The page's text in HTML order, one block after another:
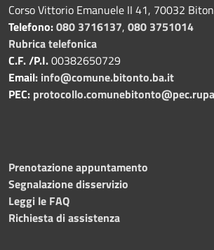
Corso Vittorio Emanuele II 41, 70032
Telefono:080 3716137, 080 3751014
Rubrica telefonica
C.F. /P.I.00382650729
Email: info@comune.bitonto.ba.it
PEC:
Prenotazione appuntamento
Segnalazione disservizio
Leggi le FAQ
Richiesta di assistenza